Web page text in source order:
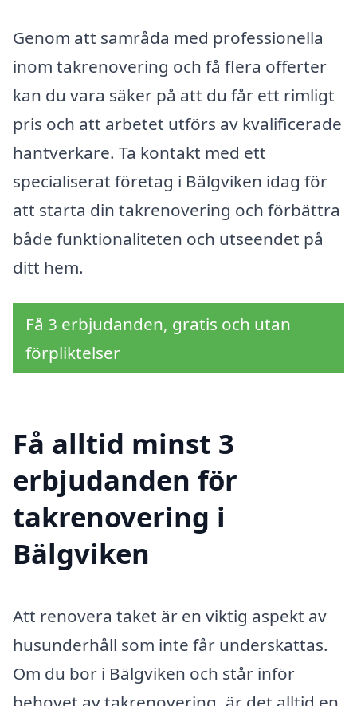
Genom att samråda med professionella
inom takrenovering och få flera offerter
kan du vara säker på att du får ett rimligt
pris och att arbetet utförs av kvalificerade
hantverkare. Ta kontakt med ett
specialiserat företag i Bälgviken idag för
att starta din takrenovering och förbättra
både funktionaliteten och utseendet på
ditt hem.
Få 3 erbjudanden, gratis och utan
förpliktelser
Få alltid minst 3
erbjudanden för
takrenovering i
Bälgviken
Att renovera taket är en viktig aspekt av
husunderhåll som inte får underskattas.
Om du bor i Bälgviken och står inför